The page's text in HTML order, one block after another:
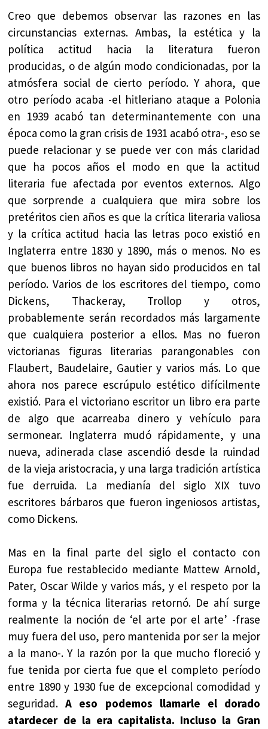
Creo que debemos observar las razones en las
circunstancias externas. Ambas, la estética y la
política actitud hacia la literatura fueron
producidas, o de algún modo condicionadas, por la
atmósfera social de cierto período. Y ahora, que
otro período acaba -el hitleriano ataque a Polonia
en 1939 acabó tan determinantemente con una
época como la gran crisis de 1931 acabó otra-, eso se
puede relacionar y se puede ver con más claridad
que ha pocos años el modo en que la actitud
literaria fue afectada por eventos externos. Algo
que sorprende a cualquiera que mira sobre los
pretéritos cien años es que la crítica literaria valiosa
y la crítica actitud hacia las letras poco existió en
Inglaterra entre 1830 y 1890, más o menos. No es
que buenos libros no hayan sido producidos en tal
período. Varios de los escritores del tiempo, como
Dickens, Thackeray, Trollop y otros,
probablemente serán recordados más largamente
que cualquiera posterior a ellos. Mas no fueron
victorianas figuras literarias parangonables con
Flaubert, Baudelaire, Gautier y varios más. Lo que
ahora nos parece escrúpulo estético difícilmente
existió. Para el victoriano escritor un libro era parte
de algo que acarreaba dinero y vehículo para
sermonear. Inglaterra mudó rápidamente, y una
nueva, adinerada clase ascendió desde la ruindad
de la vieja aristocracia, y una larga tradición artística
fue derruida. La medianía del siglo XIX tuvo
escritores bárbaros que fueron ingeniosos artistas,
como Dickens.
Mas en la final parte del siglo el contacto con
Europa fue restablecido mediante Mattew Arnold,
Pater, Oscar Wilde y varios más, y el respeto por la
forma y la técnica literarias retornó. De ahí surge
realmente la noción de ‘el arte por el arte’ -frase
muy fuera del uso, pero mantenida por ser la mejor
a la mano-. Y la razón por la que mucho floreció y
fue tenida por cierta fue que el completo período
entre 1890 y 1930 fue de excepcional comodidad y
seguridad.A eso podemos llamarle el dorado
atardecer de la era capitalista. Incluso la Gran